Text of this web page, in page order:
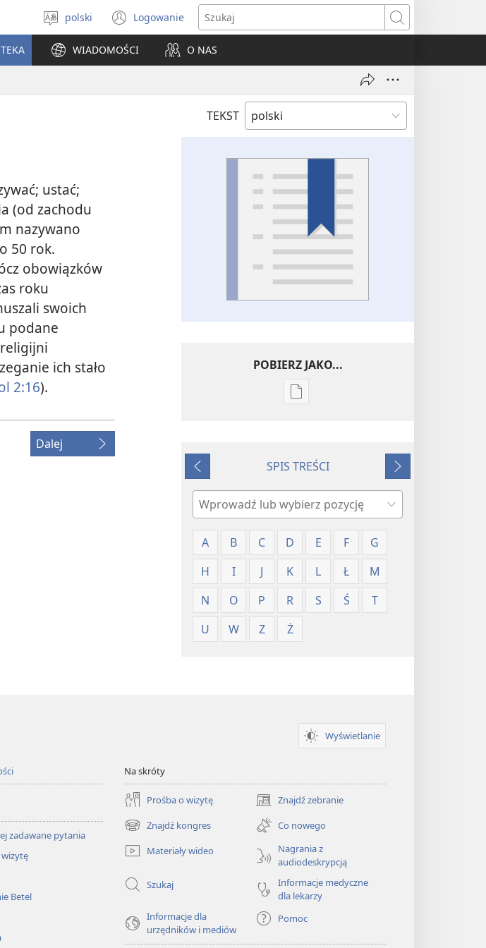
Wybór
języka
polski Logowanie
(opens
new
window)
Szukaj
WIADOMOŚCI O NAS
TEKST
ustać;
(od zachodu
nazywano
50 rok.
obowiązków
roku
swoich
podane
ich stało
2:16).
Dalej
POBIERZ JAKO...
Ustawienia
Słowniczek
Wstecz
SPIS TREŚCI
Dalej
Szukaj
A
B C D E F
G
H
I J K L Ł
M
N
O P R S Ś
T
U
W Z Ż
Wyświetlanie
zadawane pytania
Betel
Na skróty
Prośba o wizytę Znajdź zebranie
(opens
new
window)
Znajdź kongres
(opens
new
window)
Co nowego
Materiały wideo
Nagrania z
audiodeskrypcją
Szukaj
Informacje medyczne
dla lekarzy
Informacje dla
urzędników i mediów
Pomoc